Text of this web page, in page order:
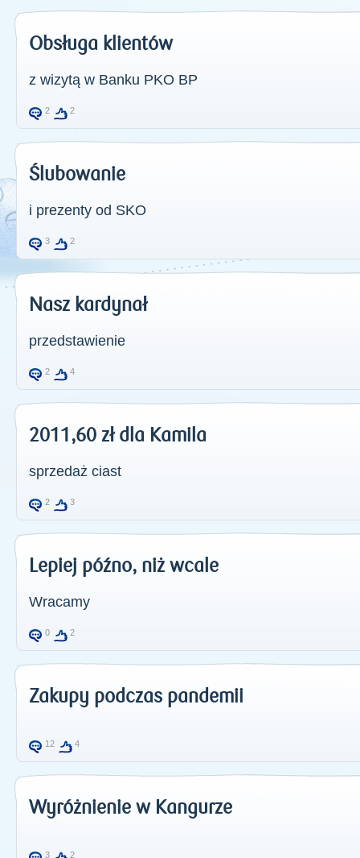
Obsługa klientów
z wizytą w Banku PKO BP
2 2
Ślubowanie
i prezenty od SKO
3 2
Nasz kardynał
przedstawienie
2 4
2011,60 zł dla Kamila
sprzedaż ciast
2 3
Lepiej późno, niż wcale
Wracamy
0 2
Zakupy podczas pandemii
12 4
Wyróżnienie w Kangurze
3 2